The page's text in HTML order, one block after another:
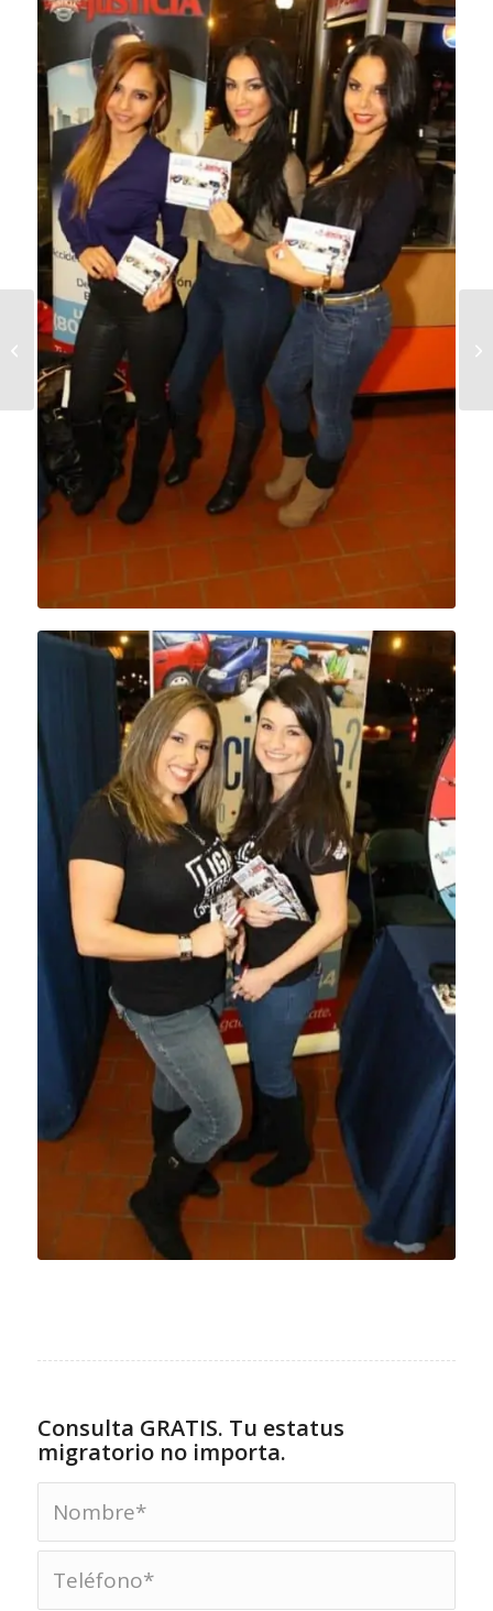
Consulta GRATIS. Tu estatus
migratorio no importa.
Evento 3 de Diciembre
2014